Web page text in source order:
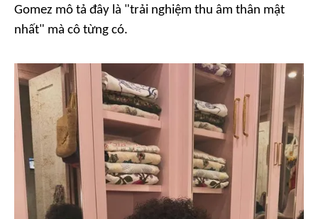
Gomez mô tả đây là "trải nghiệm thu âm thân mật
nhất" mà cô từng có.